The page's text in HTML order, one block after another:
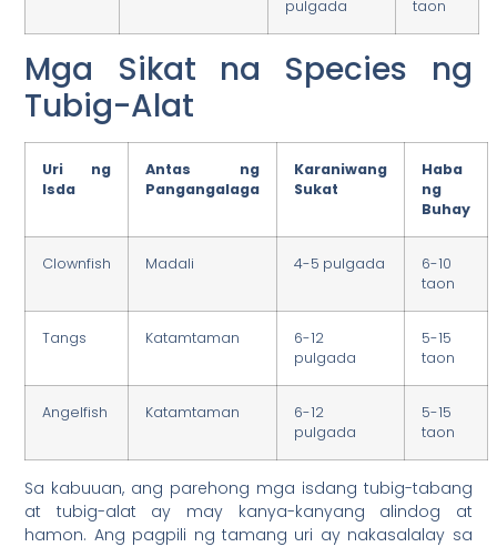
pulgada taon
Mga Sikat na Species ng
Tubig-Alat
Uri ng
Isda
Antas ng
Pangangalaga
Karaniwang
Sukat
Haba
ng
Buhay
Clownfish Madali 4-5 pulgada
6-10
taon
Tangs Katamtaman
6-12
pulgada
5-15
taon
Angelfish Katamtaman
6-12
pulgada
5-15
taon
Sa kabuuan, ang parehong mga isdang tubig-tabang
at tubig-alat ay may kanya-kanyang alindog at
hamon. Ang pagpili ng tamang uri ay nakasalalay sa